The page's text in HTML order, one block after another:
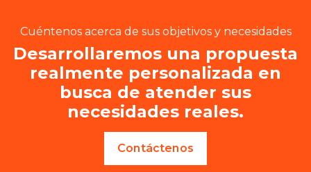
Cuéntenos acerca de sus objetivos y necesidades
Desarrollaremos una propuesta
realmente personalizada en
busca de atender sus
necesidades reales.
Contáctenos